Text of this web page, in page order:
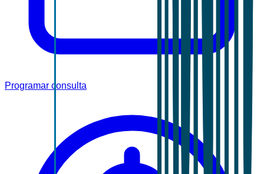
Programar consulta